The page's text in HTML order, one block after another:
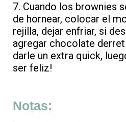
7. Cuando los brownies
de hornear, colocar el
rejilla, dejar enfriar, si
agregar chocolate
darle un extra quick,
ser feliz!
Notas: